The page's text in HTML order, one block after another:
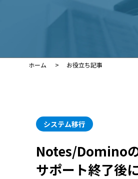
ホーム お役立ち記事
システム移行
Notes/Domino
サポート終了後